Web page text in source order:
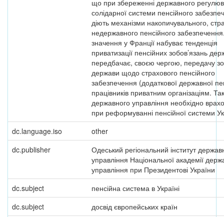
що при збереженні державного
солідарної системи пенсійного
діють механізми накопичувального,
недержавного пенсійного
значення у Франції набуває тенденція
приватизації пенсійних зобов’язань
передбачає, своєю чергою, передачу
держави щодо страхового пенсійного
забезпечення (додаткової державної
працівників приватним організаціям.
державного управління необхідно
при реформуванні пенсійної системи
dc.language.iso
other
dc.publisher
Одеський регіональний інститут
управління Національної академії
управління при Президентові України
dc.subject
пенсійна система в Україні
dc.subject
досвід європейських країн